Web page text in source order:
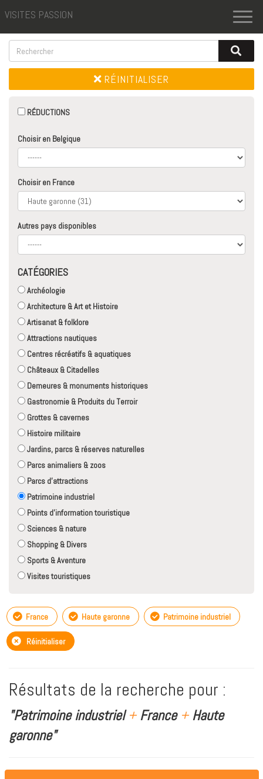
VISITES PASSION
RÉINITIALISER
RÉDUCTIONS
Choisir en Belgique
Choisir en France
Autres pays disponibles
CATÉGORIES
Archéologie
Architecture & Art et Histoire
Artisanat & folklore
Attractions nautiques
Centres récréatifs & aquatiques
Châteaux & Citadelles
Demeures & monuments historiques
Gastronomie & Produits du Terroir
Grottes & cavernes
Histoire militaire
Jardins, parcs & réserves naturelles
Parcs animaliers & zoos
Parcs d'attractions
Patrimoine industriel
Points d'information touristique
Sciences & nature
Shopping & Divers
Sports & Aventure
Visites touristiques
France Haute garonne Patrimoine industriel
Réinitialiser
Résultats de la recherche pour :
"Patrimoine industriel+France +Haute
garonne"